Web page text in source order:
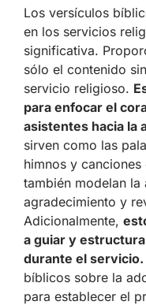
Los versículos
en los servicios
significativa.
sólo el contenido
servicio religioso.
para enfocar el
asistentes hacia la
sirven como las
himnos y
también modelan
agradecimiento y
Adicionalmente,
a guiar y
durante el servicio.
bíblicos sobre la
para establecer el